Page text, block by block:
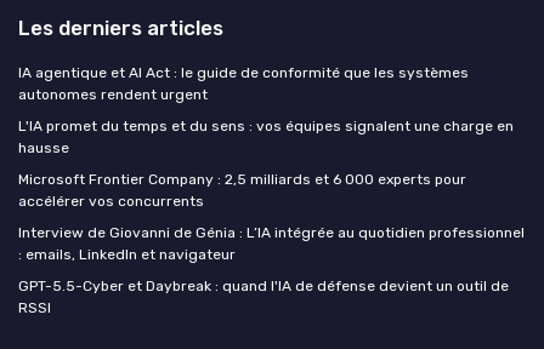
Les derniers articles
IA agentique et AI Act : le guide de conformité que les systèmes
autonomes rendent urgent
L'IA promet du temps et du sens : vos équipes signalent une charge en
hausse
Microsoft Frontier Company : 2,5 milliards et 6 000 experts pour
accélérer vos concurrents
Interview de Giovanni de Génia : L’IA intégrée au quotidien professionnel
: emails, LinkedIn et navigateur
GPT-5.5-Cyber et Daybreak : quand l'IA de défense devient un outil de
RSSI